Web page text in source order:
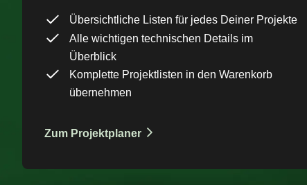
Übersichtliche Listen für jedes Deiner Projekte
Alle wichtigen technischen Details im
Überblick
Komplette Projektlisten in den Warenkorb
übernehmen
Zum Projektplaner